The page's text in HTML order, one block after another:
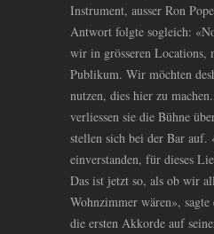
Instrument, ausser Ron
Antwort folgte sogleich:
wir in grösseren Locations,
Publikum. Wir möchten
nutzen, dies hier zu
verliessen sie die Bühne
stellen sich bei der Bar auf.
einverstanden, für dieses
Das ist jetzt so, als ob wir
Wohnzimmer wären»,
die ersten Akkorde auf